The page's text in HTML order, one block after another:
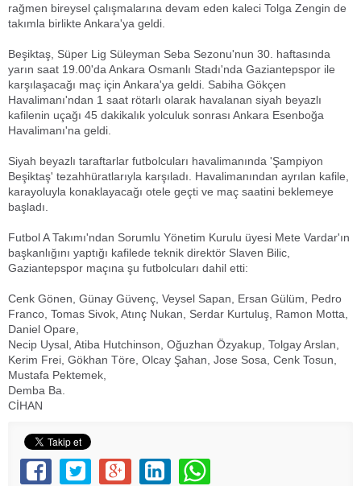
rağmen bireysel çalışmalarına devam eden kaleci Tolga Zengin de
takımla birlikte Ankara'ya geldi.
Beşiktaş, Süper Lig Süleyman Seba Sezonu'nun 30. haftasında
yarın saat 19.00'da Ankara Osmanlı Stadı'nda Gaziantepspor ile
karşılaşacağı maç için Ankara'ya geldi. Sabiha Gökçen
Havalimanı'ndan 1 saat rötarlı olarak havalanan siyah beyazlı
kafilenin uçağı 45 dakikalık yolculuk sonrası Ankara Esenboğa
Havalimanı'na geldi.
Siyah beyazlı taraftarlar futbolcuları havalimanında 'Şampiyon
Beşiktaş' tezahhüratlarıyla karşıladı. Havalimanından ayrılan kafile,
karayoluyla konaklayacağı otele geçti ve maç saatini beklemeye
başladı.
Futbol A Takımı'ndan Sorumlu Yönetim Kurulu üyesi Mete Vardar'ın
başkanlığını yaptığı kafilede teknik direktör Slaven Bilic,
Gaziantepspor maçına şu futbolcuları dahil etti:
Cenk Gönen, Günay Güvenç, Veysel Sapan, Ersan Gülüm, Pedro
Franco, Tomas Sivok, Atınç Nukan, Serdar Kurtuluş, Ramon Motta,
Daniel Opare,
Necip Uysal, Atiba Hutchinson, Oğuzhan Özyakup, Tolgay Arslan,
Kerim Frei, Gökhan Töre, Olcay Şahan, Jose Sosa, Cenk Tosun,
Mustafa Pektemek,
Demba Ba.
CİHAN